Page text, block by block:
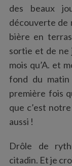
des beaux
découverte de
bière en
sortie et de ne
mois qu’A. et
fond du matin
première fois
que c’est
aussi !
Drôle de
citadin. Et je